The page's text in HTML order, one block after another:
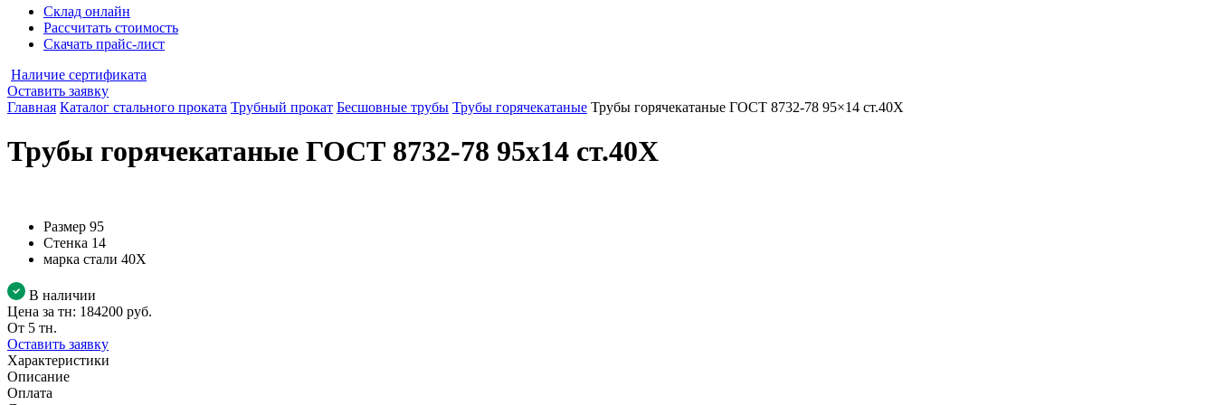
Склад онлайн
Рассчитать стоимость
Скачать прайс-лист
Наличие сертификата
Оставить заявку
Главная Каталог стального проката Трубный прокат Бесшовные трубы Трубы горячекатаные Трубы горячекатаные ГОСТ 8732-78 95×14 ст.40Х
Трубы горячекатаные ГОСТ 8732-78 95x14 ст.40Х
Размер 95
Стенка 14
марка стали 40Х
В наличии
Цена за тн: 184200 руб.
От 5 тн.
Оставить заявку
Характеристики
Описание
Оплата